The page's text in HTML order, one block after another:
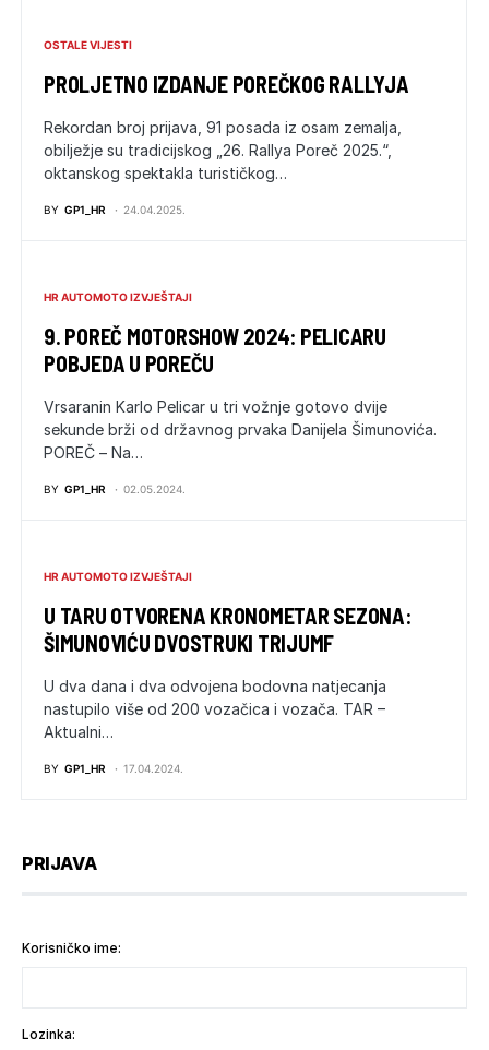
OSTALE VIJESTI
PROLJETNO IZDANJE POREČKOG RALLYJA
Rekordan broj prijava, 91 posada iz osam zemalja,
obilježje su tradicijskog „26. Rallya Poreč 2025.“,
oktanskog spektakla turističkog…
BY GP1_HR 24.04.2025.
HR AUTOMOTO IZVJEŠTAJI
9. POREČ MOTORSHOW 2024: PELICARU
POBJEDA U POREČU
Vrsaranin Karlo Pelicar u tri vožnje gotovo dvije
sekunde brži od državnog prvaka Danijela Šimunovića.
POREČ – Na…
BY GP1_HR 02.05.2024.
HR AUTOMOTO IZVJEŠTAJI
U TARU OTVORENA KRONOMETAR SEZONA:
ŠIMUNOVIĆU DVOSTRUKI TRIJUMF
U dva dana i dva odvojena bodovna natjecanja
nastupilo više od 200 vozačica i vozača. TAR –
Aktualni…
BY GP1_HR 17.04.2024.
PRIJAVA
Korisničko ime:
Lozinka: